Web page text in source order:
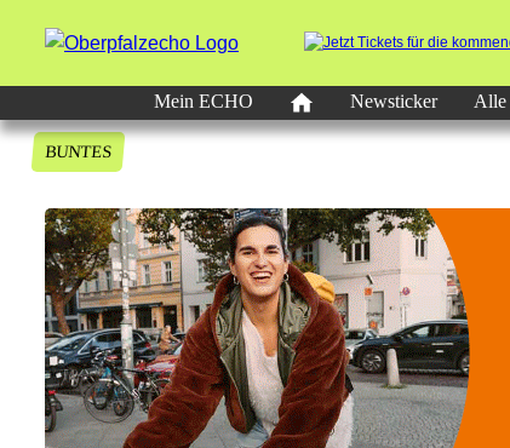
Mein ECHO
Newsticker Alle
BUNTES